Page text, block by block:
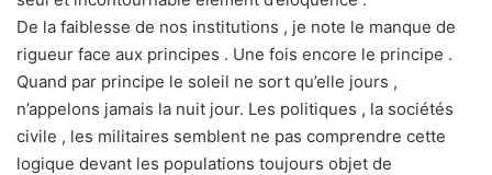
De la faiblesse de nos institutions , je note le manque de
rigueur face aux principes . Une fois encore le principe .
Quand par principe le soleil ne sort qu’elle jours ,
n’appelons jamais la nuit jour. Les politiques , la sociétés
civile , les militaires semblent ne pas comprendre cette
logique devant les populations toujours objet de